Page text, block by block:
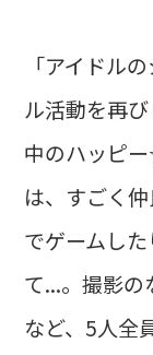
「アイドル
ル活動を再
中のハッピ
は、すごく
でゲームし
て...。撮影の
など、5人全